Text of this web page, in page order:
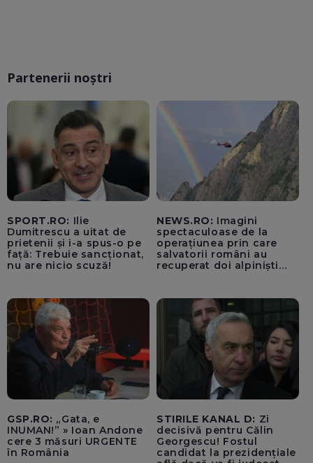
Partenerii noștri
SPORT.RO: Ilie
Dumitrescu a uitat de
prietenii și i-a spus-o pe
față: Trebuie sancționat,
nu are nicio scuză!
NEWS.RO: Imagini
spectaculoase de la
operațiunea prin care
salvatorii români au
recuperat doi alpiniști
Bucegi și despre care
germanii au crezut că e
posibilă „poate doar în
Elveția” - VIDEO
GSP.RO: „Gata, e
INUMAN!” » Ioan Andone
cere 3 măsuri URGENTE
în România
STIRILE KANAL D: Zi
decisivă pentru Călin
Georgescu! Fostul
candidat la prezidențiale